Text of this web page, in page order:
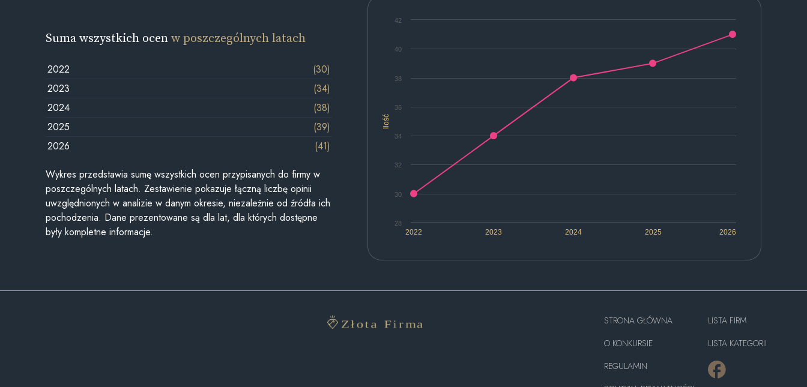
Ilość
2022 2023 2024 2025 2026
28
30
32
34
36
38
40
42
Suma wszystkich ocenw poszczególnych latach
2022
(30)
2023
(34)
2024
(38)
2025
(39)
2026
(41)
Wykres przedstawia sumę wszystkich ocen przypisanych do firmy w
poszczególnych latach. Zestawienie pokazuje łączną liczbę opinii
uwzględnionych w analizie w danym okresie, niezależnie od źródła ich
pochodzenia. Dane prezentowane są dla lat, dla których dostępne
były kompletne informacje.
STRONA GŁÓWNA
O KONKURSIE
REGULAMIN
LISTA FIRM
LISTA KATEGORII